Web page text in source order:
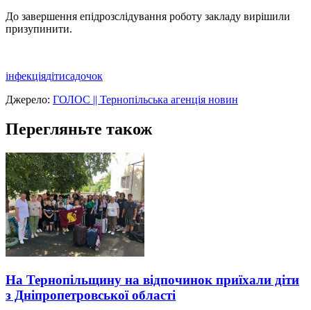
До завершення епідрозслідування роботу закладу вирішили
призупинити.
інфекціядітисадочок
Джерело: ГОЛОС || Тернопільська агенція новин
Перегляньте також
На Тернопільщину на відпочинок приїхали діти
з Дніпропетровської області